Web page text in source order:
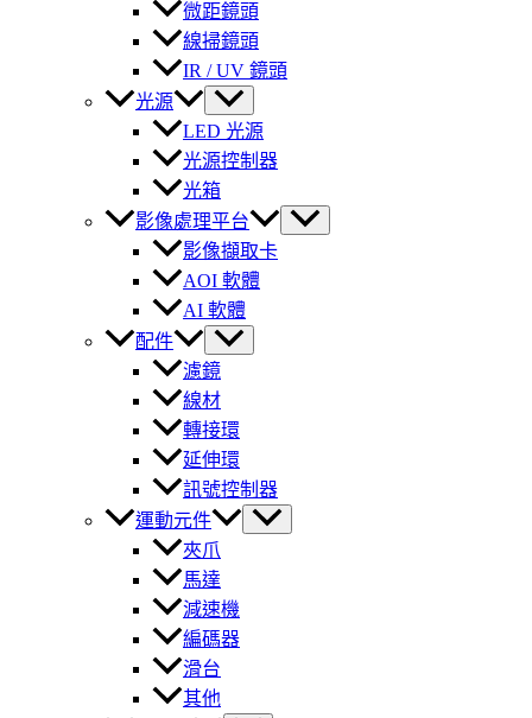
微距鏡頭
線掃鏡頭
IR / UV 鏡頭
光源
LED 光源
光源控制器
光箱
影像處理平台
影像擷取卡
AOI 軟體
AI 軟體
配件
濾鏡
線材
轉接環
延伸環
訊號控制器
運動元件
夾爪
馬達
減速機
編碼器
滑台
其他